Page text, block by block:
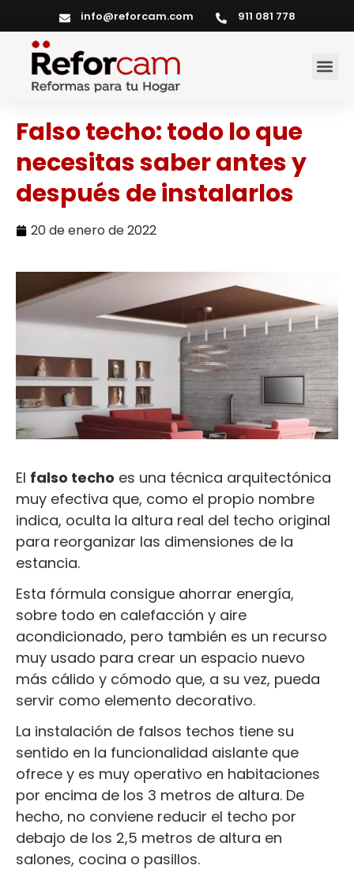
info@reforcam.com 911 081 778
Falso techo: todo lo que
necesitas saber antes y
después de instalarlos
20 de enero de 2022
El falso techo es una técnica arquitectónica
muy efectiva que, como el propio nombre
indica, oculta la altura real del techo original
para reorganizar las dimensiones de la
estancia.
Esta fórmula consigue ahorrar energía,
sobre todo en calefacción y aire
acondicionado, pero también es un recurso
muy usado para crear un espacio nuevo
más cálido y cómodo que, a su vez, pueda
servir como elemento decorativo.
La instalación de falsos techos tiene su
sentido en la funcionalidad aislante que
ofrece y es muy operativo en habitaciones
por encima de los 3 metros de altura. De
hecho, no conviene reducir el techo por
debajo de los 2,5 metros de altura en
salones, cocina o pasillos.